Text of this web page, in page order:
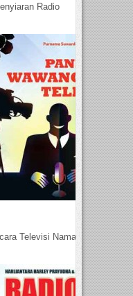
Radio
Televisi Nama